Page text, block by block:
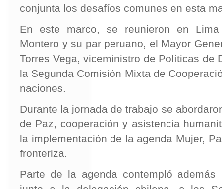
conjunta los desafíos comunes en esta
En este marco, se reunieron en
Montero y su par peruano, el Mayor
Torres Vega, viceministro de Políticas de
la Segunda Comisión Mixta de
naciones.
Durante la jornada de trabajo se
de Paz, cooperación y asistencia
la implementación de la agenda Mujer,
fronteriza.
Parte de la agenda contempló